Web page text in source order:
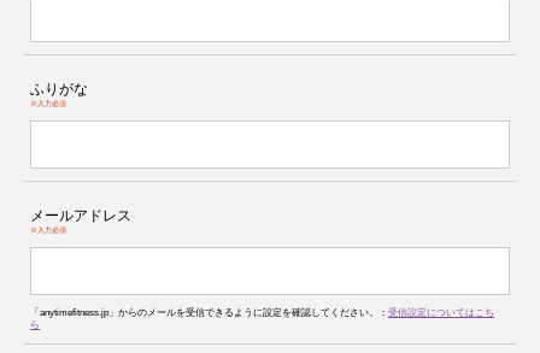
ふりがな
※入力必須
メールアドレス
※入力必須
「anytimefitness.jp」からのメールを受信できるように設定を確認してください。： 受信設定についてはこち
ら